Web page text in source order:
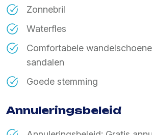
Zonnebril
Waterfles
Comfortabele
sandalen
Goede stemming
Annuleringsbeleid